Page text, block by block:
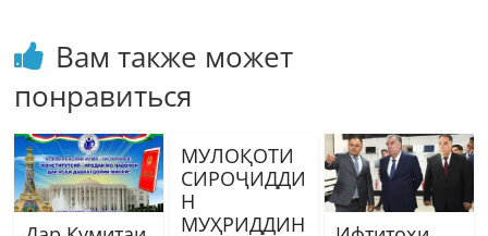
Вам также может
понравиться
МУЛОҚОТИ
СИРОҶИДДИ
Н
МУҲРИДДИН